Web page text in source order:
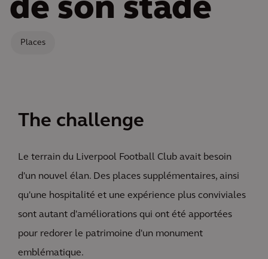
de son stade
Places
The challenge
Le terrain du Liverpool Football Club avait besoin
d'un nouvel élan. Des places supplémentaires, ainsi
qu'une hospitalité et une expérience plus conviviales
sont autant d'améliorations qui ont été apportées
pour redorer le patrimoine d'un monument
emblématique.